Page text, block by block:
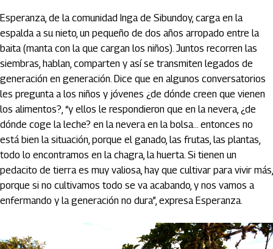
Esperanza, de la comunidad Inga de Sibundoy, carga en la
espalda a su nieto, un pequeño de dos años arropado entre la
baita (manta con la que cargan los niños). Juntos recorren las
siembras, hablan, comparten y así se transmiten legados de
generación en generación. Dice que en algunos conversatorios
les pregunta a los niños y jóvenes ¿de dónde creen que vienen
los alimentos?, “y ellos le respondieron que en la nevera, ¿de
dónde coge la leche? en la nevera en la bolsa… entonces no
está bien la situación, porque el ganado, las frutas, las plantas,
todo lo encontramos en la chagra, la huerta. Si tienen un
pedacito de tierra es muy valiosa, hay que cultivar para vivir más,
porque si no cultivamos todo se va acabando, y nos vamos a
enfermando y la generación no dura”, expresa Esperanza.